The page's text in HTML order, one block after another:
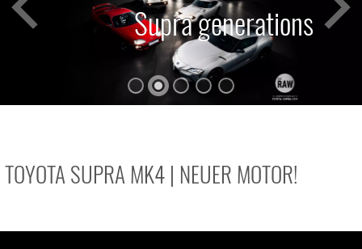
Supra generations
⁣ TOYOTA SUPRA MK4 | NEUER MOTOR!